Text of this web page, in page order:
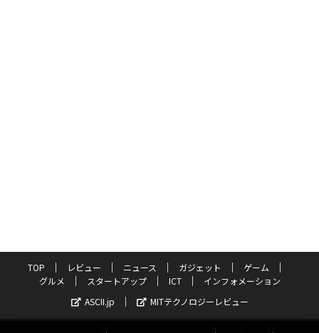
TOP レビュー ニュース ガジェット
ゲーム
グルメ
スタートアップ ICT
インフォメーション
ASCII.jp
MITテクノロジーレビュー